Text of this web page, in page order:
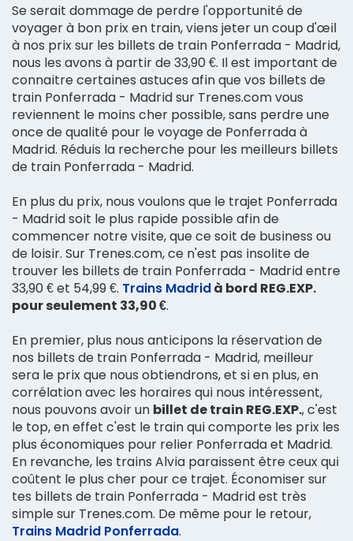
Se serait dommage de perdre l'opportunité de
voyager à bon prix en train, viens jeter un coup d'œil
à nos prix sur les billets de train Ponferrada - Madrid,
nous les avons à partir de 33,90 €. Il est important de
connaitre certaines astuces afin que vos billets de
train Ponferrada - Madrid sur Trenes.com vous
reviennent le moins cher possible, sans perdre une
once de qualité pour le voyage de Ponferrada à
Madrid. Réduis la recherche pour les meilleurs billets
de train Ponferrada - Madrid.
En plus du prix, nous voulons que le trajet Ponferrada
- Madrid soit le plus rapide possible afin de
commencer notre visite, que ce soit de business ou
de loisir. Sur Trenes.com, ce n'est pas insolite de
trouver les billets de train Ponferrada - Madrid entre
33,90 € et 54,99 €. Trains Madridà bord REG.EXP.
pour seulement 33,90 €.
En premier, plus nous anticipons la réservation de
nos billets de train Ponferrada - Madrid, meilleur
sera le prix que nous obtiendrons, et si en plus, en
corrélation avec les horaires qui nous intéressent,
nous pouvons avoir un billet de train REG.EXP., c'est
le top, en effet c'est le train qui comporte les prix les
plus économiques pour relier Ponferrada et Madrid.
En revanche, les trains Alvia paraissent être ceux qui
coûtent le plus cher pour ce trajet. Économiser sur
tes billets de train Ponferrada - Madrid est très
simple sur Trenes.com. De même pour le retour,
Trains Madrid Ponferrada.